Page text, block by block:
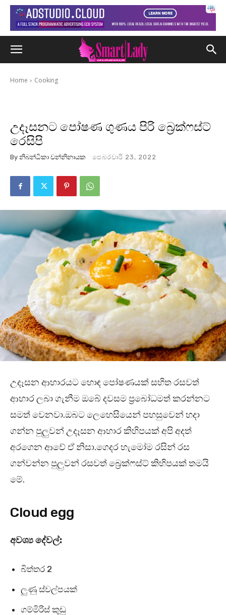
Home Cooking
උදෑසනට පෝෂණ ගුණය පිරි බ්‍රෙක්ෆස්ට්
රෙසිපි
By නිබන්ධිකා වන්නිනායක පෙබරවාරි 23, 2022
උදෑසන ආහාරයට හොඳ පෝෂණයක් සහිත රසවත්
ආහාර ලබා ගැනීම ඔබේ දවසම ප්‍රබෝධමත් කරන්නට
සමත් වෙනවා.ඔබට ලෙහෙසියෙන් පහසුවෙන් හදා
ගන්න පුලුවන් උදෑසන ආහාර කිහිපයක් අපි අදත්
අරගෙන ආවේ ඒ නිසා.ගෙදර හැමෝම රසින් රස
ගන්වන්න පුලුවන් රසවත් බ්‍රෙක්ෆස්ට් කිහිපයක් තමයි
මේ.
Cloud egg
අවශ්‍ය දේවල්:
බිත්තර 2
ලුණු ස්වල්පයක්
ගම්මිරිස් කුඩු